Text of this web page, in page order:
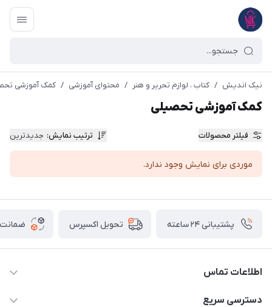
نیک اندیش / کتاب ، لوازم تحریر و هنر / محتوای آموزشی / کمک آموزشی
کمک آموزشی تحصیلی
فیلتر محصولات ترتیب نمایش: جدیدترین
موردی برای نمایش وجود ندارد.
پشتیبانی ۲۴ ساعته تحویل اکسپرس ضمانت
اطلاعات تماس
02177111474
دسترسی سریع